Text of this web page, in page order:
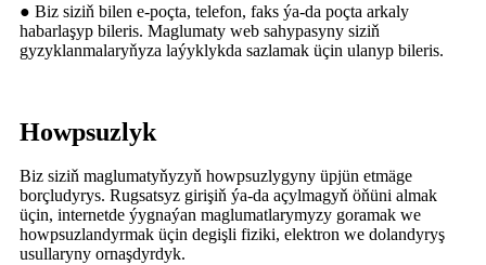
● Biz siziň bilen e-poçta, telefon, faks ýa-da poçta arkaly
habarlaşyp bileris. Maglumaty web sahypasyny siziň
gyzyklanmalaryňyza laýyklykda sazlamak üçin ulanyp bileris.
Howpsuzlyk
Biz siziň maglumatyňyzyň howpsuzlygyny üpjün etmäge
borçludyrys. Rugsatsyz girişiň ýa-da açylmagyň öňüni almak
üçin, internetde ýygnaýan maglumatlarymyzy goramak we
howpsuzlandyrmak üçin degişli fiziki, elektron we dolandyryş
usullaryny ornaşdyrdyk.